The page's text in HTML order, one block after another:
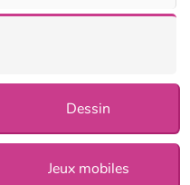
Dessin
Jeux mobiles